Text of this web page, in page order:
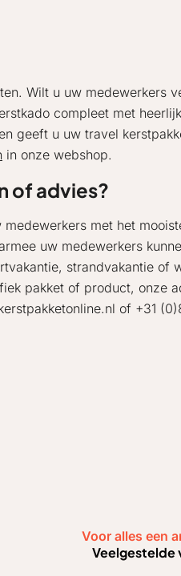
Wilt u uw
compleet met
geeft u uw travel
in onze webshop.
of advies?
medewerkers met het
uw medewerkers
strandvakantie of
pakket of product, onze
of +31
Voor alles een
Veelgestelde